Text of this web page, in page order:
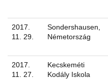
2017.
11. 29.
Sondershausen,
Németország
2017.
11. 27.
Kecskeméti
Kodály Iskola